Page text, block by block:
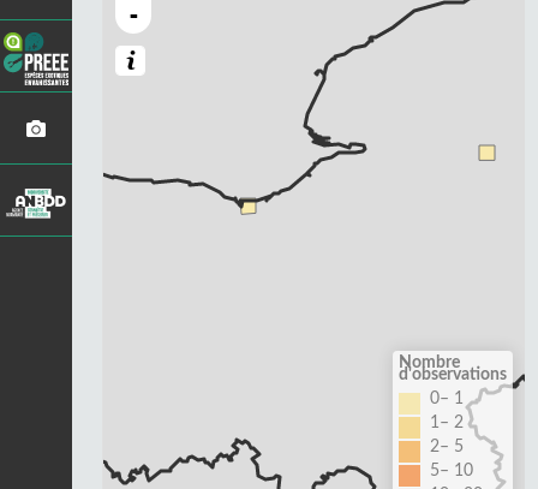
-
Nombre
d'observations
0– 1
1– 2
2– 5
5– 10